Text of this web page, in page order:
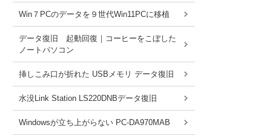
Win７PCのデータを９世代Win11PCに移植
データ復旧 起動回復｜コーヒーをこぼした
ノートパソコン
挿しこみ口が折れた USBメモリ データ復旧
水没Link Station LS220DNBデータ復旧
Windowsが立ち上がらない PC-DA970MAB